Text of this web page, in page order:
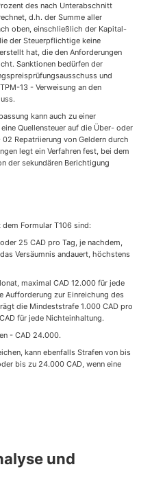
des nach Unterabschnitt
d.h. der Summe aller
oben, einschließlich der Kapital-
der Steuerpflichtige keine
hat, die den Anforderungen
Sanktionen bedürfen der
und
13 - Verweisung an den
kann auch zu einer
Quellensteuer auf die Über- oder
Repatriierung von Geldern durch
legt ein Verfahren fest, bei dem
der sekundären Berichtigung
Formular T106 sind:
25 CAD pro Tag, je nachdem,
Versäumnis andauert, höchstens
maximal CAD 12.000 für jede
Aufforderung zur Einreichung des
die Mindeststrafe 1.000 CAD pro
für jede Nichteinhaltung.
- CAD 24.000.
kann ebenfalls Strafen von bis
bis zu 24.000 CAD, wenn eine
und